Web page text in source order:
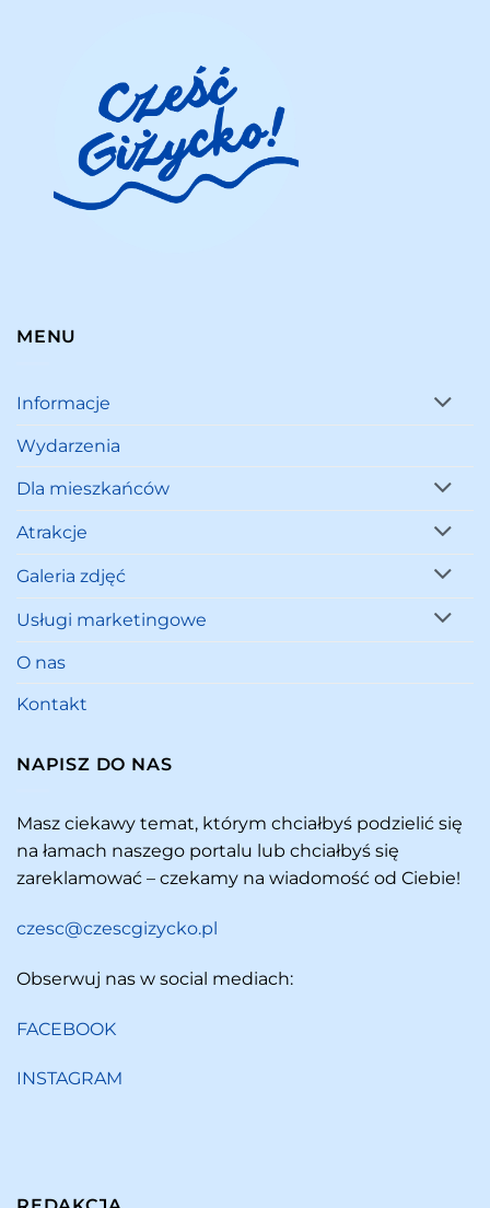
MENU
Informacje
Wydarzenia
Dla mieszkańców
Atrakcje
Galeria zdjęć
Usługi marketingowe
O nas
Kontakt
NAPISZ DO NAS
Masz ciekawy temat, którym chciałbyś podzielić się
na łamach naszego portalu lub chciałbyś się
zareklamować – czekamy na wiadomość od Ciebie!
czesc@czescgizycko.pl
Obserwuj nas w social mediach:
FACEBOOK
INSTAGRAM